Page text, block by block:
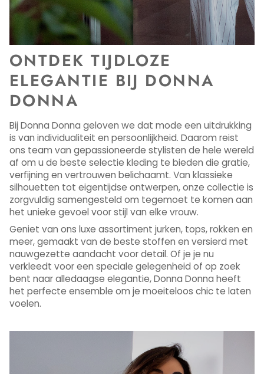
ONTDEK TIJDLOZE
ELEGANTIE BIJ DONNA
DONNA
Bij Donna Donna geloven we dat mode een uitdrukking
is van individualiteit en persoonlijkheid. Daarom reist
ons team van gepassioneerde stylisten de hele wereld
af om u de beste selectie kleding te bieden die gratie,
verfijning en vertrouwen belichaamt. Van klassieke
silhouetten tot eigentijdse ontwerpen, onze collectie is
zorgvuldig samengesteld om tegemoet te komen aan
het unieke gevoel voor stijl van elke vrouw.
Geniet van ons luxe assortiment jurken, tops, rokken en
meer, gemaakt van de beste stoffen en versierd met
nauwgezette aandacht voor detail. Of je je nu
verkleedt voor een speciale gelegenheid of op zoek
bent naar alledaagse elegantie, Donna Donna heeft
het perfecte ensemble om je moeiteloos chic te laten
voelen.